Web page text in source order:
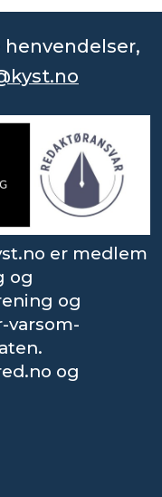
henvendelser,
er medlem
og
og
varsom-
og